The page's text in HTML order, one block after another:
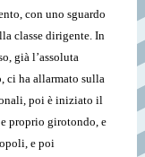
con uno sguardo
classe dirigente. In
già l’assoluta
ci ha allarmato sulla
poi è iniziato il
proprio girotondo, e
e poi